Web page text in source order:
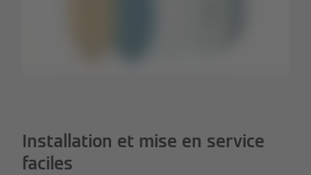
Installation et mise en service
faciles